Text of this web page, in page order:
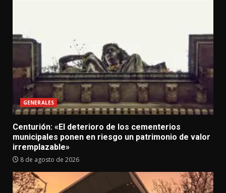
GENERALES
Centurión: «El deterioro de los cementerios
municipales ponen en riesgo un patrimonio de valor
irremplazable»
8 de agosto de 2026